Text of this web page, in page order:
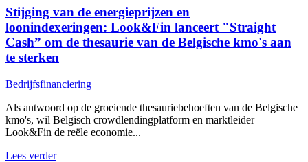
Stijging van de energieprijzen en
loonindexeringen: Look&Fin lanceert "Straight
Cash” om de thesaurie van de Belgische kmo's aan
te sterken
Bedrijfsfinanciering
Als antwoord op de groeiende thesauriebehoeften van de Belgische
kmo's, wil Belgisch crowdlendingplatform en marktleider
Look&Fin de reële economie...
Lees verder